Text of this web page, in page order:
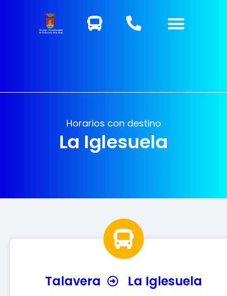
Excmo. Ayuntamiento
de Talavera de la Reina
Horarios con destino
La Iglesuela
Talavera La Iglesuela